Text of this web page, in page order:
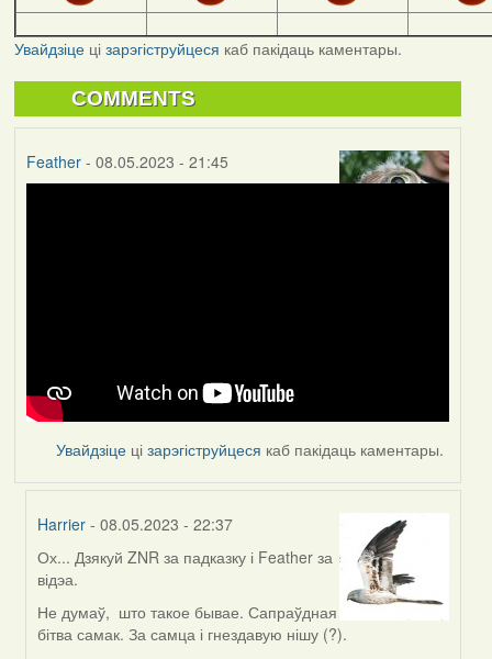
Увайдзіцеці зарэгіструйцеся каб пакідаць каментары.
COMMENTS
Feather- 08.05.2023 - 21:45
Увайдзіце цізарэгіструйцеся каб пакідаць каментары.
Harrier - 08.05.2023 - 22:37
In
reply
to
by
Ох... Дзякуй ZNR за падказку і Feather за
відэа.
Не думаў, што такое бывае. Сапраўдная
бітва самак. За самца і гнездавую нішу (?).